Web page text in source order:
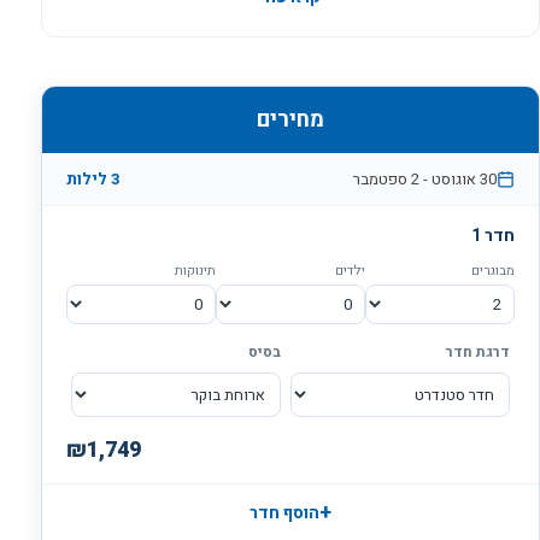
מחירים
30 אוגוסט -2 ספטמבר 3 לילות
חדר 1
מבוגרים ילדים תינוקות
דרגת חדר בסיס
₪1,749
+הוסף חדר